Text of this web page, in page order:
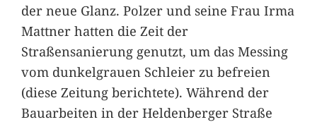
der neue Glanz. Polzer und seine Frau Irma
Mattner hatten die Zeit der
Straßensanierung genutzt, um das Messing
vom dunkelgrauen Schleier zu befreien
(diese Zeitung berichtete). Während der
Bauarbeiten in der Heldenberger Straße